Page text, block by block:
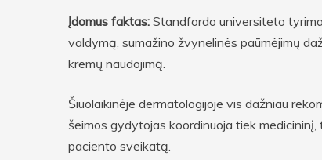
Įdomus faktas: Standfordo universiteto
valdymą, sumažino žvynelinės paūmėjimų
kremų naudojimą.
Šiuolaikinėje dermatologijoje vis dažniau
šeimos gydytojas koordinuoja tiek
paciento sveikatą.